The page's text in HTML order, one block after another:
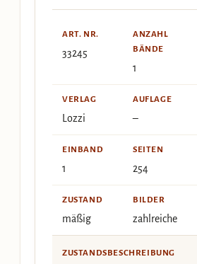
ART. NR.
33245
ANZAHL
BÄNDE
1
VERLAG
Lozzi
AUFLAGE
–
EINBAND
1
SEITEN
254
ZUSTAND
mäßig
BILDER
zahlreiche
ZUSTANDSBESCHREIBUNG